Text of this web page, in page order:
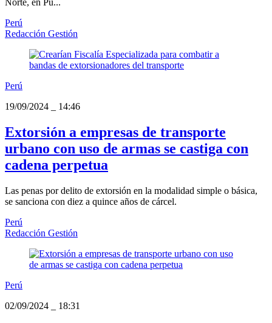
Norte, en Pu...
Perú
Redacción Gestión
Perú
19/09/2024
14:46
Extorsión a empresas de transporte
urbano con uso de armas se castiga con
cadena perpetua
Las penas por delito de extorsión en la modalidad simple o básica,
se sanciona con diez a quince años de cárcel.
Perú
Redacción Gestión
Perú
02/09/2024
18:31